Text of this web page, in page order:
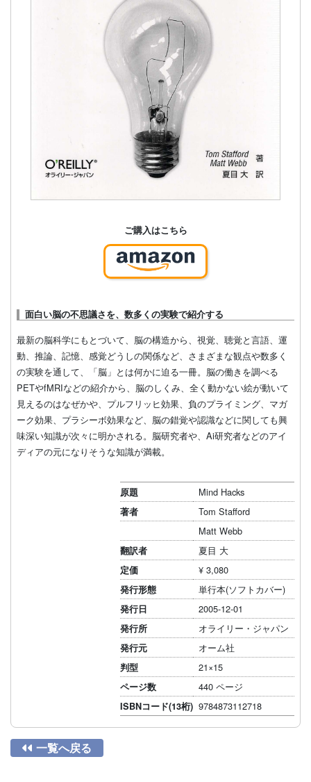
ご購入はこちら
面白い脳の不思議さを、数多くの実験で紹介する
最新の脳科学にもとづいて、脳の構造から、視覚、聴覚と言語、運
動、推論、記憶、感覚どうしの関係など、さまざまな観点や数多く
の実験を通して、「脳」とは何かに迫る一冊。脳の働きを調べる
PETやfMRIなどの紹介から、脳のしくみ、全く動かない絵が動いて
見えるのはなぜかや、プルフリッヒ効果、負のプライミング、マガ
ーク効果、プラシーボ効果など、脳の錯覚や認識などに関しても興
味深い知識が次々に明かされる。脳研究者や、Ai研究者などのアイ
ディアの元になりそうな知識が満載。
原題 Mind Hacks
著者
Tom Stafford
Matt Webb
翻訳者 夏目 大
定価 ¥ 3,080
発行形態 単行本(ソフトカバー)
発行日 2005-12-01
発行所 オライリー・ジャパン
発行元 オーム社
判型 21×15
ページ数 440 ページ
ISBNコード(13桁) 9784873112718
 一覧へ戻る